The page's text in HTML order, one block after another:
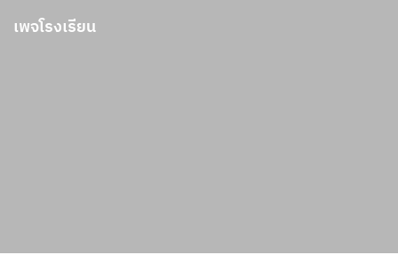
เพจโรงเรียน